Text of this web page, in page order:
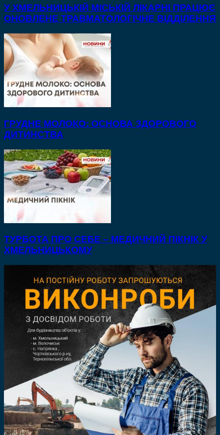
У ХМЕЛЬНИЦЬКІЙ МІСЬКІЙ ЛІКАРНІ ПРАЦЮЄ
ОНОВЛЕНЕ ТРАВМАТОЛОГІЧНЕ ВІДДІЛЕННЯ
ГРУДНЕ МОЛОКО: ОСНОВА ЗДОРОВОГО
ДИТИНСТВА
ТУРБОТА ПРО СЕБЕ – МЕДИЧНИЙ ПІКНІК У
ХМЕЛЬНИЦЬКОМУ